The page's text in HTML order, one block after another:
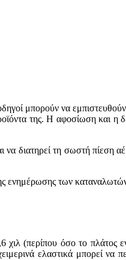
μπορούν να
της. Η αφοσίωση και
διατηρεί τη σωστή πίεση
ενημέρωσης των
(περίπου όσο το πλάτος
ελαστικά μπορεί να